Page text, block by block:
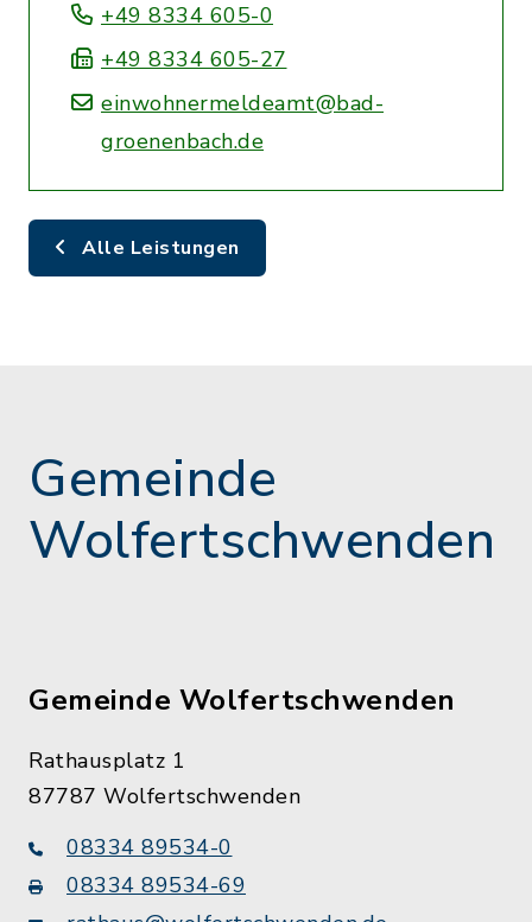
+49 8334 605-0
+49 8334 605-27
einwohnermeldeamt@bad-
groenenbach.de
Alle Leistungen
Gemeinde
Wolfertschwenden
Gemeinde Wolfertschwenden
Rathausplatz 1
87787 Wolfertschwenden
08334 89534-0
08334 89534-69